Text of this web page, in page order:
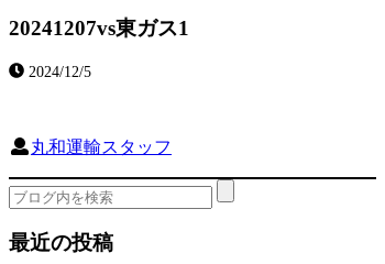
20241207vs東ガス1
2024/12/5
丸和運輸スタッフ
最近の投稿